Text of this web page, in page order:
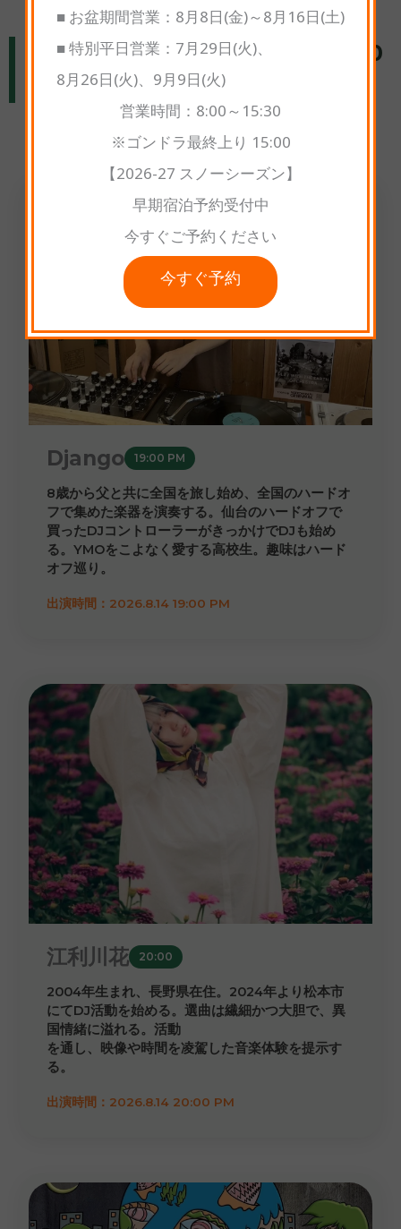
夜間DJステージ｜19:00～翌3:00
高原星空サマーパーティ
Django 19:00 PM
8歳から父と共に全国を旅し始め、全国のハードオ
フで集めた楽器を演奏する。仙台のハードオフで
買ったDJコントローラーがきっかけでDJも始め
る。YMOをこよなく愛する高校生。趣味はハード
オフ巡り。
出演時間：2026.8.14 19:00 PM
江利川花 20:00
2004年生まれ、長野県在住。2024年より松本市
にてDJ活動を始める。選曲は繊細かつ大胆で、異
国情緒に溢れる。活動
を通し、映像や時間を凌駕した音楽体験を提示す
る。
出演時間：2026.8.14 20:00 PM
■ お盆期間営業：8月8日(金)～8月16日(土)
■ 特別平日営業：7月29日(火)、
8月26日(火)、9月9日(火)
営業時間：8:00～15:30
※ゴンドラ最終上り 15:00
【2026-27 スノーシーズン】
早期宿泊予約受付中
今すぐご予約ください
今すぐ予約